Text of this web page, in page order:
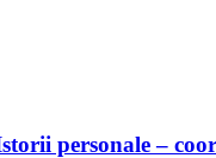
personale –